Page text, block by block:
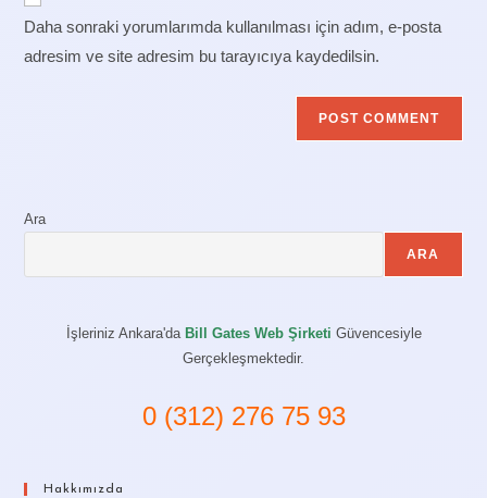
URL
(optional)
Daha sonraki yorumlarımda kullanılması için adım, e-posta
adresim ve site adresim bu tarayıcıya kaydedilsin.
Ara
ARA
İşleriniz Ankara'da Bill Gates Web Şirketi Güvencesiyle
Gerçekleşmektedir.
0 (312) 276 75 93
Hakkımızda